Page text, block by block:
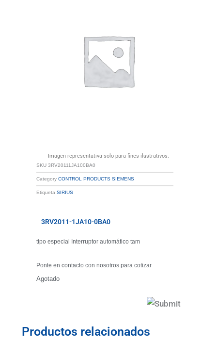
Imagen representativa solo para fines ilustrativos.
SKU 3RV20111JA100BA0
Category CONTROL PRODUCTS SIEMENS
Etiqueta SIRIUS
3RV2011-1JA10-0BA0
tipo especial Interruptor automático tam
Ponte en contacto con nosotros para cotizar
Agotado
Productos relacionados